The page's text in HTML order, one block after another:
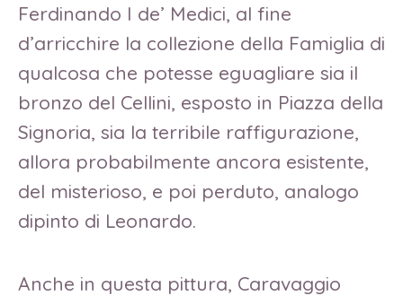
Ferdinando I de’ Medici, al fine
d’arricchire la collezione della Famiglia di
qualcosa che potesse eguagliare sia il
bronzo del Cellini, esposto in Piazza della
Signoria, sia la terribile raffigurazione,
allora probabilmente ancora esistente,
del misterioso, e poi perduto, analogo
dipinto di Leonardo.
Anche in questa pittura, Caravaggio